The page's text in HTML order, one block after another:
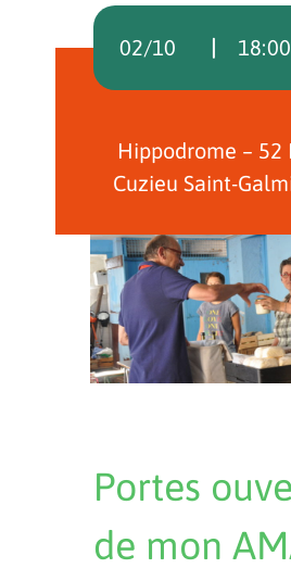
02/10
Hippodrome – 52
Cuzieu Saint-
Portes
de mon